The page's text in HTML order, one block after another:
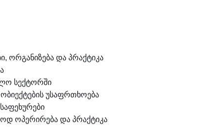
ორგანიზება და პრაქტიკა
სექტორში
უსაფრთხოება
ოპერირება და პრაქტიკა